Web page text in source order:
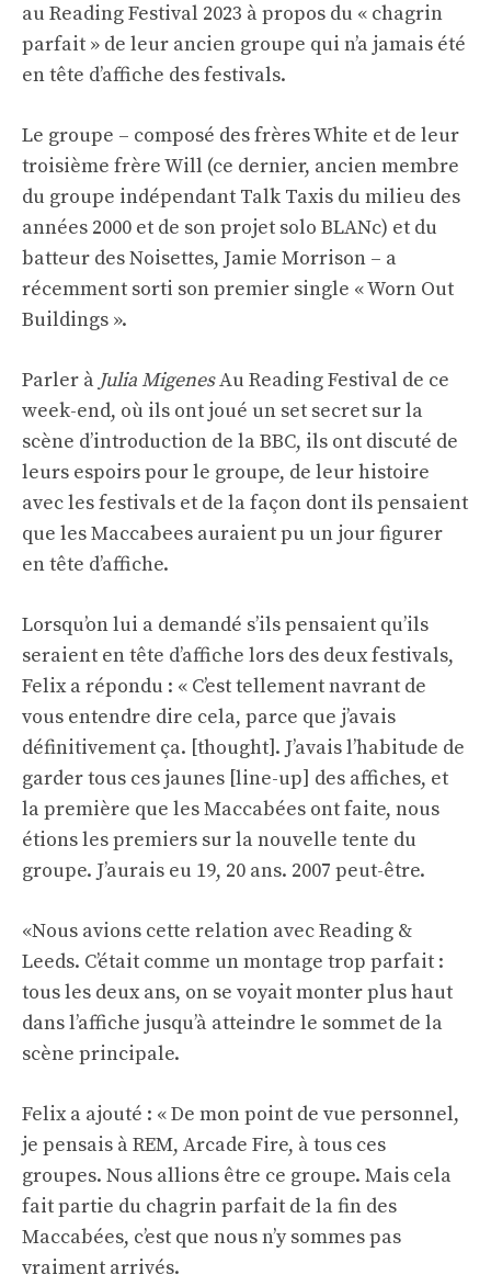
au Reading Festival 2023 à propos du « chagrin
parfait » de leur ancien groupe qui n’a jamais été
en tête d’affiche des festivals.
Le groupe – composé des frères White et de leur
troisième frère Will (ce dernier, ancien membre
du groupe indépendant Talk Taxis du milieu des
années 2000 et de son projet solo BLANc) et du
batteur des Noisettes, Jamie Morrison – a
récemment sorti son premier single « Worn Out
Buildings ».
Parler à Julia MigenesAu Reading Festival de ce
week-end, où ils ont joué un set secret sur la
scène d’introduction de la BBC, ils ont discuté de
leurs espoirs pour le groupe, de leur histoire
avec les festivals et de la façon dont ils pensaient
que les Maccabees auraient pu un jour figurer
en tête d’affiche.
Lorsqu’on lui a demandé s’ils pensaient qu’ils
seraient en tête d’affiche lors des deux festivals,
Felix a répondu : « C’est tellement navrant de
vous entendre dire cela, parce que j’avais
définitivement ça. [thought]. J’avais l’habitude de
garder tous ces jaunes [line-up] des affiches, et
la première que les Maccabées ont faite, nous
étions les premiers sur la nouvelle tente du
groupe. J’aurais eu 19, 20 ans. 2007 peut-être.
«Nous avions cette relation avec Reading &
Leeds. C’était comme un montage trop parfait :
tous les deux ans, on se voyait monter plus haut
dans l’affiche jusqu’à atteindre le sommet de la
scène principale.
Felix a ajouté : « De mon point de vue personnel,
je pensais à REM, Arcade Fire, à tous ces
groupes. Nous allions être ce groupe. Mais cela
fait partie du chagrin parfait de la fin des
Maccabées, c’est que nous n’y sommes pas
vraiment arrivés.